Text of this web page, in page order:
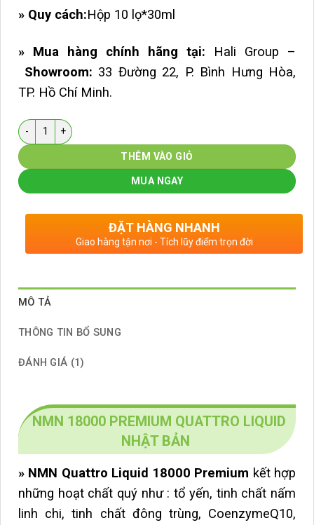
» Quy cách:Hộp 10 lọ*30ml
» Mua hàng chính hãng tại: Hali Group –
Showroom: 33 Đường 22, P. Bình Hưng Hòa,
TP. Hồ Chí Minh.
Số lượng
THÊM VÀO GIỎ
MUA NGAY
ĐẶT HÀNG NHANH
Giao hàng tận nơi - Tích lũy điểm trọn đời
MÔ TẢ
THÔNG TIN BỔ SUNG
ĐÁNH GIÁ (1)
NMN 18000 PREMIUM QUATTRO LIQUID
NHẬT BẢN
» NMN Quattro Liquid 18000 Premium kết hợp
những hoạt chất quý như : tổ yến, tinh chất nấm
linh chi, tinh chất đông trùng, CoenzymeQ10,